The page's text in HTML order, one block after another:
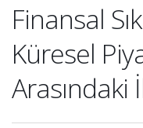
Finansal
Küresel
Arasındaki